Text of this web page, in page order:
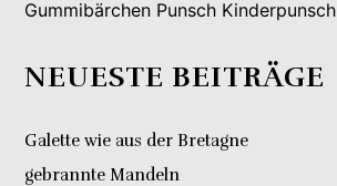
Gummibärchen Punsch Kinderpunsch
NEUESTE BEITRÄGE
Galette wie aus der Bretagne
gebrannte Mandeln